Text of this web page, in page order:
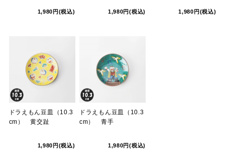
1,980円(税込) 1,980円(税込) 1,980円(税込)
ドラえもん豆皿（10.3
cm） 黄交趾
1,980円(税込)
ドラえもん豆皿（10.3
cm） 青手
1,980円(税込)